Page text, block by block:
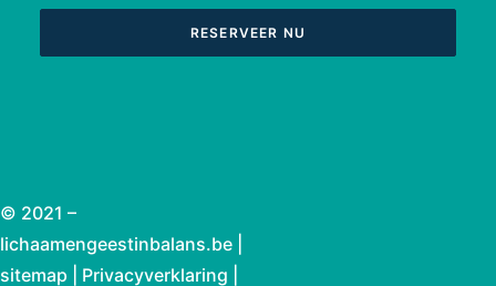
RESERVEER NU
© 2021 –
lichaamengeestinbalans.be |
sitemap
Privacyverklaring